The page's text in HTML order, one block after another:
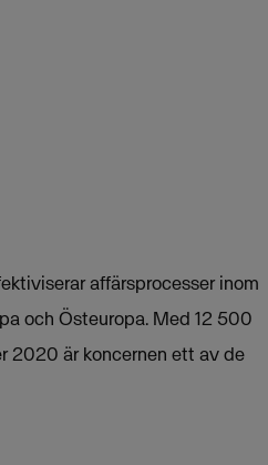
affärsprocesser inom
och Östeuropa. Med 12 500
2020 är koncernen ett av de